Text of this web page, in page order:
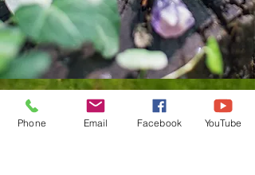
Phone Email Facebook YouTube